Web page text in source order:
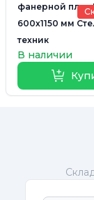
фанерной
600х1150 мм
техник
В наличии